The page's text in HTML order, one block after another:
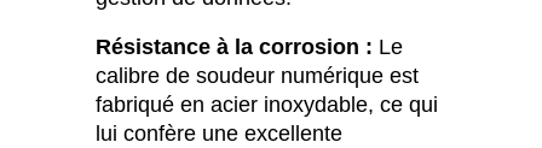
Résistance à la corrosion : Le
calibre de soudeur numérique est
fabriqué en acier inoxydable, ce qui
lui confère une excellente